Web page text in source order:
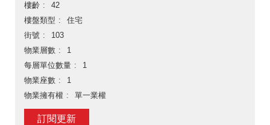
樓齡
42
樓盤類型
住宅
街號
103
物業層數
1
每層單位數量
1
物業座數
1
物業擁有權
單一業權
訂閱更新